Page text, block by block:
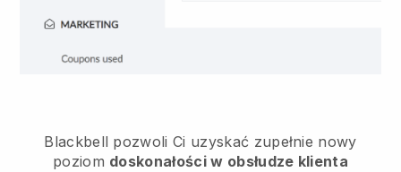
Blackbell pozwoli Ci uzyskać zupełnie nowy
poziom doskonałości w obsłudze klienta